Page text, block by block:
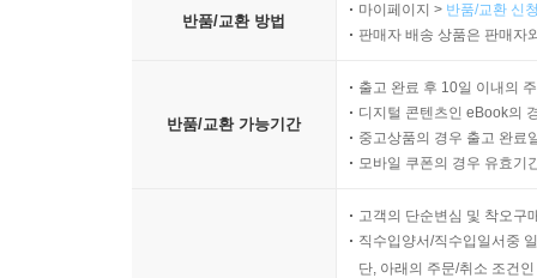
반품/교환 방법
마이페이지 > 반품/교환 신
판매자 배송 상품은 판매자
반품/교환 가능기간
출고 완료 후 10일 이내의
디지털 콘텐츠인 eBook의
중고상품의 경우 출고 완료
모바일 쿠폰의 경우 유효기
고객의 단순변심 및 착오구
직수입양서/직수입일서중
단, 아래의 주문/취소 조건